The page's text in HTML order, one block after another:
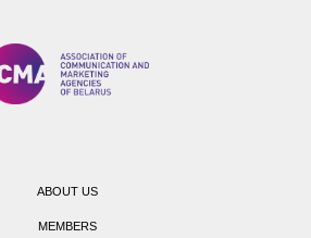
ABOUT US
MEMBERS